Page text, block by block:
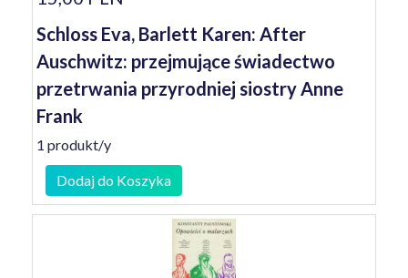
Schloss Eva, Barlett Karen: After
Auschwitz: przejmujące świadectwo
przetrwania przyrodniej siostry Anne
Frank
1 produkt/y
Dodaj do Koszyka